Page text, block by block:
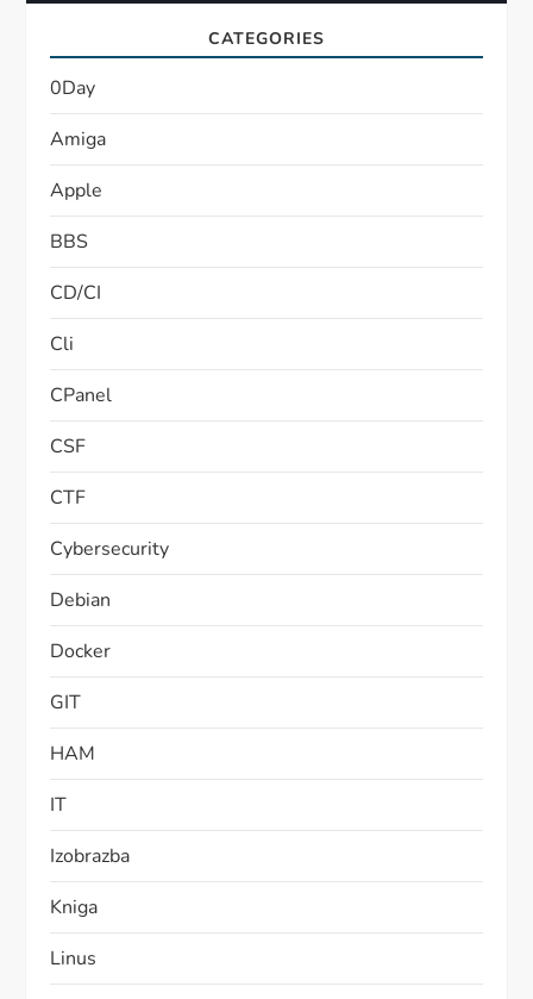
CATEGORIES
0Day
Amiga
Apple
BBS
CD/CI
Cli
CPanel
CSF
CTF
Cybersecurity
Debian
Docker
GIT
HAM
IT
Izobrazba
Kniga
Linus